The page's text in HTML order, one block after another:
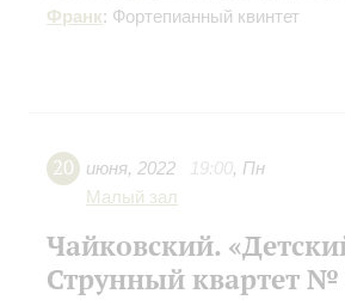
Франк: Фортепианный квинтет
20 июня, 2022 19:00, Пн
Малый зал
Чайковский.
Струнный квартет №